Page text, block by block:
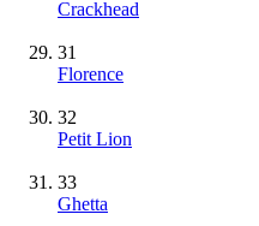
Crackhead
31
Florence
32
Petit Lion
33
Ghetta